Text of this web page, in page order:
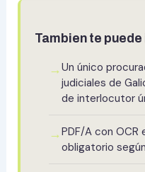
Tambien te
→ Un único
judiciales de
de interlocutor
→ PDF/A con OCR
obligatorio